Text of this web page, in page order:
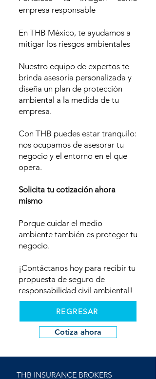
empresa responsable
En THB México, te ayudamos a
mitigar los riesgos ambientales
Nuestro equipo de expertos te
brinda asesoría personalizada y
diseña un plan de protección
ambiental a la medida de tu
empresa.
Con THB puedes estar tranquilo:
nos ocupamos de asesorar tu
negocio y el entorno en el que
opera.
Solicita tu cotización ahora
mismo
Porque cuidar el medio
ambiente también es proteger tu
negocio.
¡Contáctanos hoy para recibir tu
propuesta de seguro de
responsabilidad civil ambiental!
REGRESAR
Cotiza ahora
THB INSURANCE BROKERS